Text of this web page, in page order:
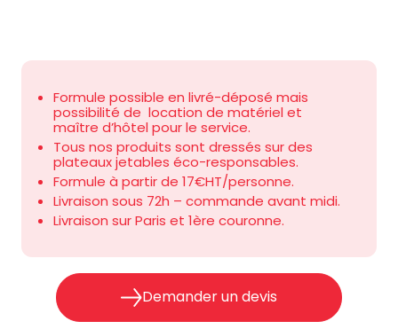
Formule possible en livré-déposé mais
possibilité de location de matériel et
maître d’hôtel pour le service.
Tous nos produits sont dressés sur des
plateaux jetables éco-responsables.
Formule à partir de 17€HT/personne.
Livraison sous 72h – commande avant midi.
Livraison sur Paris et 1ère couronne.
Demander un devis